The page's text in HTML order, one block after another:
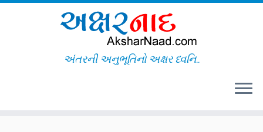
અંતરની અનુભૂતિનો અક્ષર ધ્વનિ..